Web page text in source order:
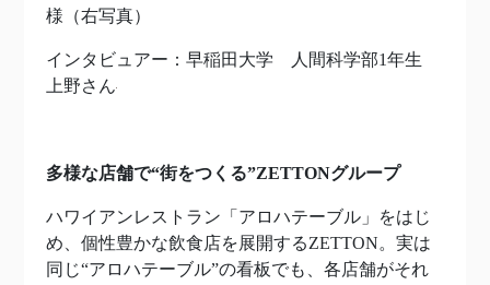
様（右写真）
インタビュアー：早稲田大学 人間科学部1年生
上野さん
多様な店舗で“街をつくる”ZETTONグループ
ハワイアンレストラン「アロハテーブル」をはじ
め、個性豊かな飲食店を展開するZETTON。 実は
同じ“アロハテーブル”の看板でも、各店舗がそれ